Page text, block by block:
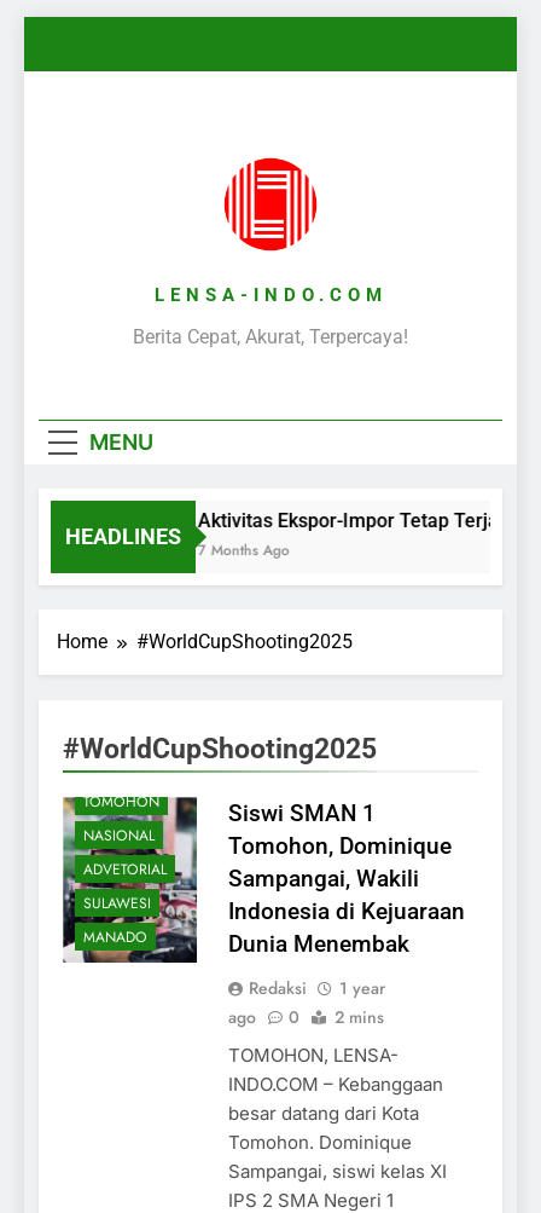
LENSA-INDO.COM
Berita Cepat, Akurat, Terpercaya!
MENU
HEADLINES
Aktivitas Ekspor-Impor Tetap Terjaga
7 Months Ago
Home #WorldCupShooting2025
#WorldCupShooting2025
TOMOHON
NASIONAL
ADVETORIAL
SULAWESI
MANADO
Siswi SMAN 1
Tomohon, Dominique
Sampangai, Wakili
Indonesia di Kejuaraan
Dunia Menembak
Redaksi
1 year
ago
0 2 mins
TOMOHON, LENSA-
INDO.COM – Kebanggaan
besar datang dari Kota
Tomohon. Dominique
Sampangai, siswi kelas XI
IPS 2 SMA Negeri 1